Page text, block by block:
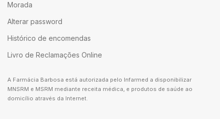
Morada
Alterar password
Histórico de encomendas
Livro de Reclamações Online
A Farmácia Barbosa está autorizada pelo Infarmed a disponibilizar
MNSRM e MSRM mediante receita médica, e produtos de saúde ao
domicílio através da Internet.